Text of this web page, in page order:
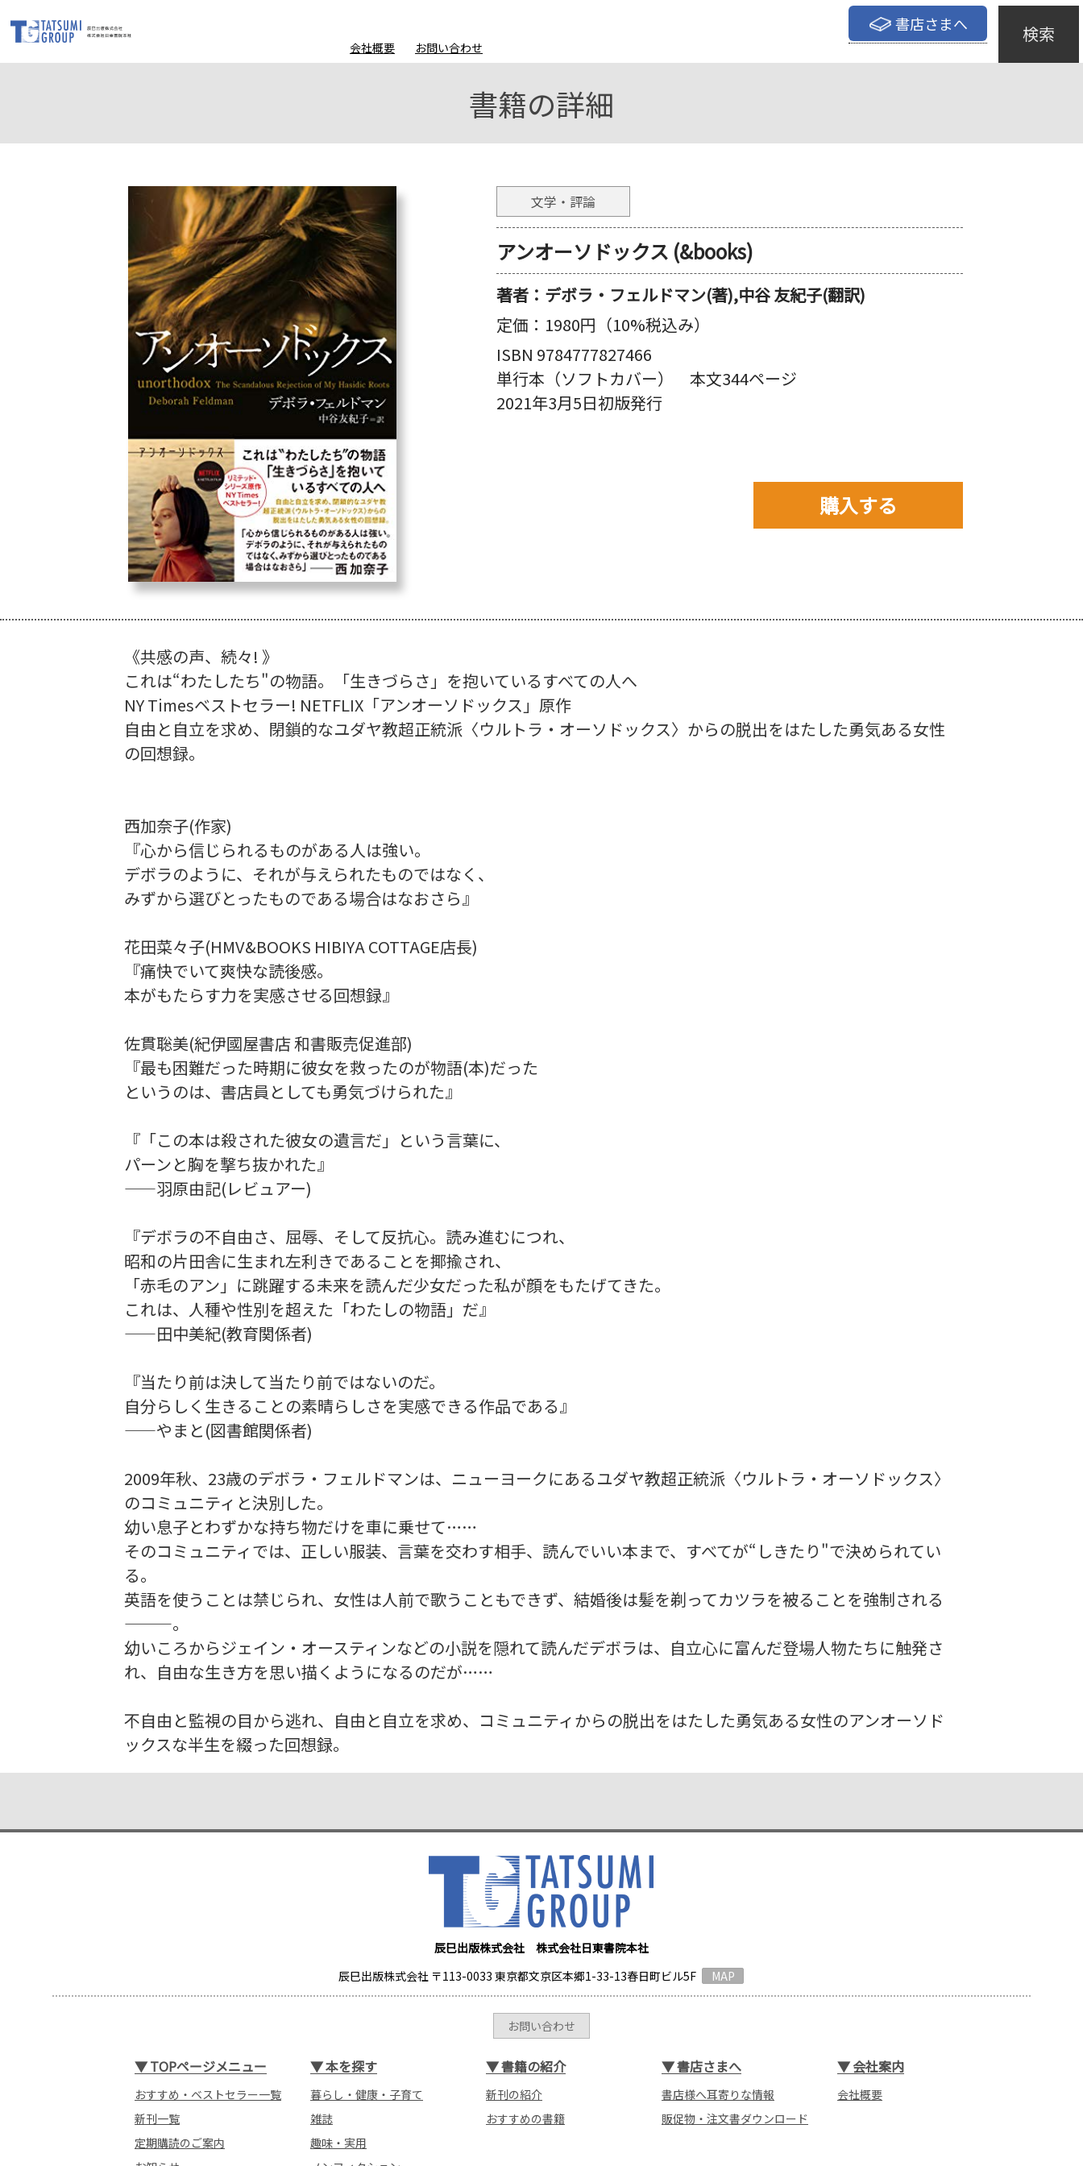
書店さまへ
会社概要 お問い合わせ
検索
書籍の詳細
文学・評論
アンオーソドックス (&books)
著者： デボラ・フェルドマン(著),中谷 友紀子(翻訳)
定価： 1980円（10%税込み）
ISBN 9784777827466
単行本（ソフトカバー） 本文344ページ
2021年3月5日初版発行
購入する
《共感の声、続々! 》
これは“わたしたち"の物語。「生きづらさ」を抱いているすべての人へ
NY Timesベストセラー! NETFLIX「アンオーソドックス」原作
自由と自立を求め、閉鎖的なユダヤ教超正統派〈ウルトラ・オーソドックス〉からの脱出をはたした勇気ある女性
の回想録。
西加奈子(作家)
『心から信じられるものがある人は強い。
デボラのように、それが与えられたものではなく、
みずから選びとったものである場合はなおさら』
花田菜々子(HMV&BOOKS HIBIYA COTTAGE店長)
『痛快でいて爽快な読後感。
本がもたらす力を実感させる回想録』
佐貫聡美(紀伊國屋書店 和書販売促進部)
『最も困難だった時期に彼女を救ったのが物語(本)だった
というのは、書店員としても勇気づけられた』
『「この本は殺された彼女の遺言だ」という言葉に、
パーンと胸を撃ち抜かれた』
——羽原由記(レビュアー)
『デボラの不自由さ、屈辱、そして反抗心。読み進むにつれ、
昭和の片田舎に生まれ左利きであることを揶揄され、
「赤毛のアン」に跳躍する未来を読んだ少女だった私が顔をもたげてきた。
これは、人種や性別を超えた「わたしの物語」だ』
——田中美紀(教育関係者)
『当たり前は決して当たり前ではないのだ。
自分らしく生きることの素晴らしさを実感できる作品である』
——やまと(図書館関係者)
2009年秋、23歳のデボラ・フェルドマンは、ニューヨークにあるユダヤ教超正統派〈ウルトラ・オーソドックス〉
のコミュニティと決別した。
幼い息子とわずかな持ち物だけを車に乗せて……
そのコミュニティでは、正しい服装、言葉を交わす相手、読んでいい本まで、すべてが“しきたり"で決められてい
る。
英語を使うことは禁じられ、女性は人前で歌うこともできず、結婚後は髪を剃ってカツラを被ることを強制される
———。
幼いころからジェイン・オースティンなどの小説を隠れて読んだデボラは、自立心に富んだ登場人物たちに触発さ
れ、自由な生き方を思い描くようになるのだが……
不自由と監視の目から逃れ、自由と自立を求め、コミュニティからの脱出をはたした勇気ある女性のアンオーソド
ックスな半生を綴った回想録。
辰巳出版株式会社 株式会社日東書院本社
辰巳出版株式会社 〒113-0033 東京都文京区本郷1-33-13春日町ビル5F
MAP
お問い合わせ
▼TOPページメニュー
おすすめ・ベストセラー一覧
新刊一覧
定期購読のご案内
▼本を探す
暮らし・健康・子育て
雑誌
趣味・実用
▼書籍の紹介
新刊の紹介
おすすめの書籍
▼書店さまへ
書店様へ耳寄りな情報
販促物・注文書ダウンロード
▼会社案内
会社概要